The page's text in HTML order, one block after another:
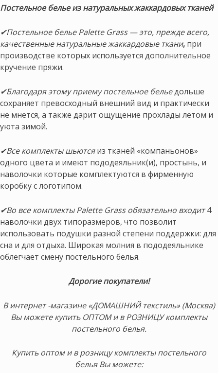
Постельное белье из натуральных жаккардовых тканей
✔Постельное белье Palette Grass — это, прежде всего,
качественные натуральные жаккардовые ткани, при
производстве которых используется дополнительное
кручение пряжи.
✔Благодаря этому приему постельное бельедольше
сохраняет превосходный внешний вид и практически
не мнется, а также дарит ощущение прохлады летом и
уюта зимой.
✔Все комплекты шьютсяиз тканей «компаньонов»
одного цвета и имеют пододеяльник(и), простынь, и
наволочки которые комплектуются в фирменную
коробку с логотипом.
✔Во все комплекты Palette Grass обязательно входит4
наволочки двух типоразмеров, что позволит
использовать подушки разной степени поддержки: для
сна и для отдыха. Широкая молния в пододеяльнике
облегчает смену постельного белья.
Дорогие покупатели!
В интернет -магазине «ДОМАШНИЙ текстиль» (Москва)
Вы можете купить ОПТОМ и в РОЗНИЦУ комплекты
постельного белья.
Купить оптом и в розницу комплекты постельного
белья Вы можете: